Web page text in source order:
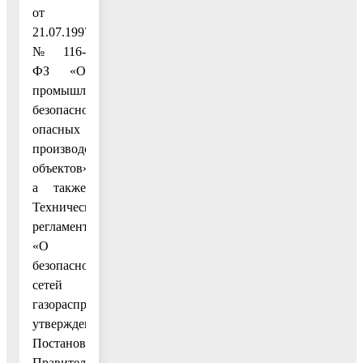
от
21.07.1997
№ 116-
ФЗ «О
промышленной
безопасности
опасных
производственных
объектов»,
а также
Техническим
регламентом
«О
безопасности
сетей
газораспределения»,
утвержденным
Постановлением